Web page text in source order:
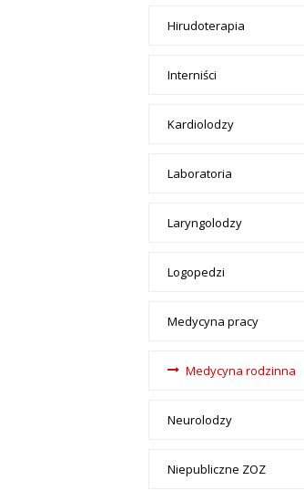
Hirudoterapia
Interniści
Kardiolodzy
Laboratoria
Laryngolodzy
Logopedzi
Medycyna pracy
Medycyna rodzinna
Neurolodzy
Niepubliczne ZOZ